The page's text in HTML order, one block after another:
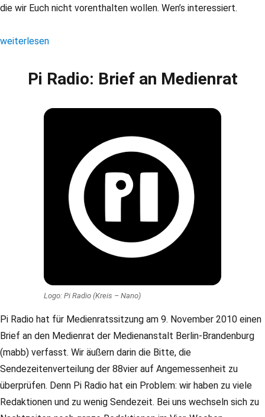
die wir Euch nicht vorenthalten wollen. Wen’s interessiert.
„Pi Radio: Neuausschreibung 88vier“
weiterlesen
Pi Radio: Brief an Medienrat
Logo: Pi Radio (Kreis – Nano)
Pi Radio hat für Medienratssitzung am 9. November 2010 einen
Brief an den Medienrat der Medienanstalt Berlin-Brandenburg
(mabb) verfasst. Wir äußern darin die Bitte, die
Sendezeitenverteilung der 88vier auf Angemessenheit zu
überprüfen. Denn Pi Radio hat ein Problem: wir haben zu viele
Redaktionen und zu wenig Sendezeit. Bei uns wechseln sich zu